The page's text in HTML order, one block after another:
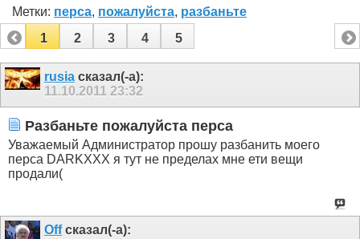
Метки: перса, пожалуйста, разбаньте
1
2 3 4 5
rusia сказал(-а):
11.10.2011 23:32
Разбаньте пожалуйста перса
Уважаемый Администратор прошу разбанить моего
перса DARKXXX я тут не пределах мне ети вещи
продали(
Offсказал(-а):